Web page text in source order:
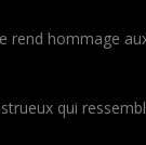
rend hommage
qui